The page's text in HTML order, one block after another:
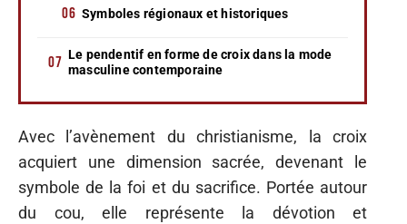
Symboles régionaux et historiques
Le pendentif en forme de croix dans la mode
masculine contemporaine
Avec l’avènement du christianisme, la croix
acquiert une dimension sacrée, devenant le
symbole de la foi et du sacrifice. Portée autour
du cou, elle représente la dévotion et